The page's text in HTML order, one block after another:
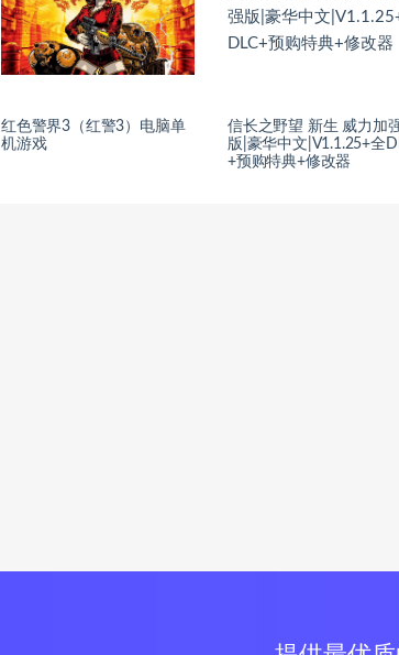
红色警界3（红警3）电脑单
机游戏
信长之野望 新生 威力加
版|豪华中文|V1.1.25+全
+预购特典+修改器